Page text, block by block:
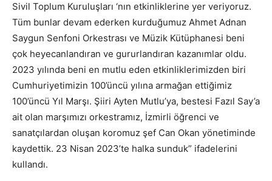
Sivil Toplum Kuruluşları ‘nın etkinliklerine yer veriyoruz.
Tüm bunlar devam ederken kurduğumuz Ahmet Adnan
Saygun Senfoni Orkestrası ve Müzik Kütüphanesi beni
çok heyecanlandıran ve gururlandıran kazanımlar oldu.
2023 yılında beni en mutlu eden etkinliklerimizden biri
Cumhuriyetimizin 100’üncü yılına armağan ettiğimiz
100’üncü Yıl Marşı. Şiiri Ayten Mutlu’ya, bestesi Fazıl Say’a
ait olan marşımızı orkestramız, İzmirli öğrenci ve
sanatçılardan oluşan koromuz şef Can Okan yönetiminde
kaydettik. 23 Nisan 2023’te halka sunduk” ifadelerini
kullandı.